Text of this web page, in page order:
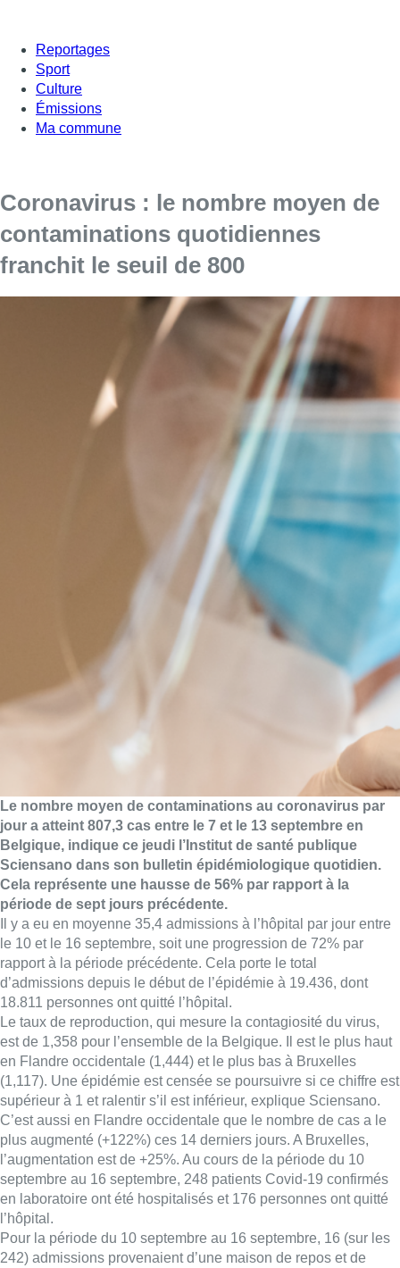
Reportages
Sport
Culture
Émissions
Ma commune
Coronavirus : le nombre moyen de
contaminations quotidiennes
franchit le seuil de 800
Le nombre moyen de contaminations au coronavirus par
jour a atteint 807,3 cas entre le 7 et le 13 septembre en
Belgique, indique ce jeudi l’Institut de santé publique
Sciensano dans son bulletin épidémiologique quotidien.
Cela représente une hausse de 56% par rapport à la
période de sept jours précédente.
Il y a eu en moyenne 35,4 admissions à l’hôpital par jour entre
le 10 et le 16 septembre, soit une progression de 72% par
rapport à la période précédente. Cela porte le total
d’admissions depuis le début de l’épidémie à 19.436, dont
18.811 personnes ont quitté l’hôpital.
Le taux de reproduction, qui mesure la contagiosité du virus,
est de 1,358 pour l’ensemble de la Belgique. Il est le plus haut
en Flandre occidentale (1,444) et le plus bas à Bruxelles
(1,117). Une épidémie est censée se poursuivre si ce chiffre est
supérieur à 1 et ralentir s’il est inférieur, explique Sciensano.
C’est aussi en Flandre occidentale que le nombre de cas a le
plus augmenté (+122%) ces 14 derniers jours. A Bruxelles,
l’augmentation est de +25%. Au cours de la période du 10
septembre au 16 septembre, 248 patients Covid-19 confirmés
en laboratoire ont été hospitalisés et 176 personnes ont quitté
l’hôpital.
Pour la période du 10 septembre au 16 septembre, 16 (sur les
242) admissions provenaient d’une maison de repos et de